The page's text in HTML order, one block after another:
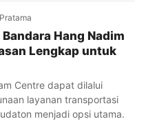
Hang Nadim
Lengkap untuk
Centre dapat dilalui
layanan transportasi
menjadi opsi utama.